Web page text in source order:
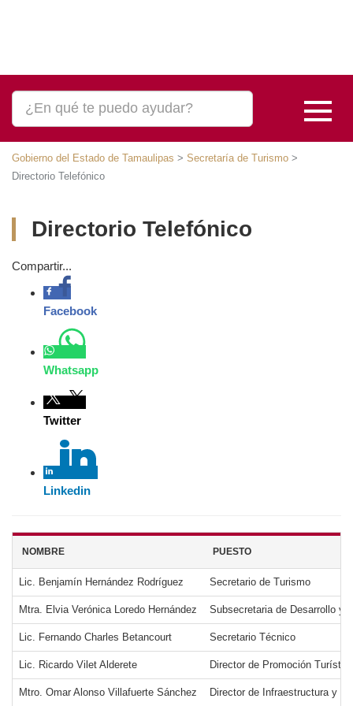
Gobierno del Estado de Tamaulipas > Secretaría de Turismo >
Directorio Telefónico
Directorio Telefónico
Compartir...
Facebook
Whatsapp
Twitter
Linkedin
NOMBRE PUESTO
Lic. Benjamín Hernández Rodríguez Secretario de Turismo
Mtra. Elvia Verónica Loredo Hernández Subsecretaria de Desarrollo y
Lic. Fernando Charles Betancourt Secretario Técnico
Lic. Ricardo Vilet Alderete Director de Promoción
Mtro. Omar Alonso Villafuerte Sánchez Director de Infraestructura y